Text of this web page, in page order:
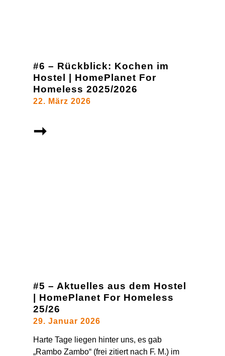
#6 – Rückblick: Kochen im
Hostel | HomePlanet For
Homeless 2025/2026
22. März 2026
➞
#5 – Aktuelles aus dem Hostel
| HomePlanet For Homeless
25/26
29. Januar 2026
Harte Tage liegen hinter uns, es gab
„Rambo Zambo“ (frei zitiert nach F. M.) im